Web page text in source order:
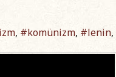
, #komünizm, #lenin,